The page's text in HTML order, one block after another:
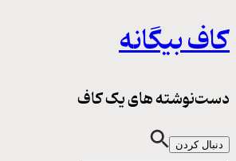
کاف بیگانه
دست‌نوشته های یک کاف
دنبال کردن